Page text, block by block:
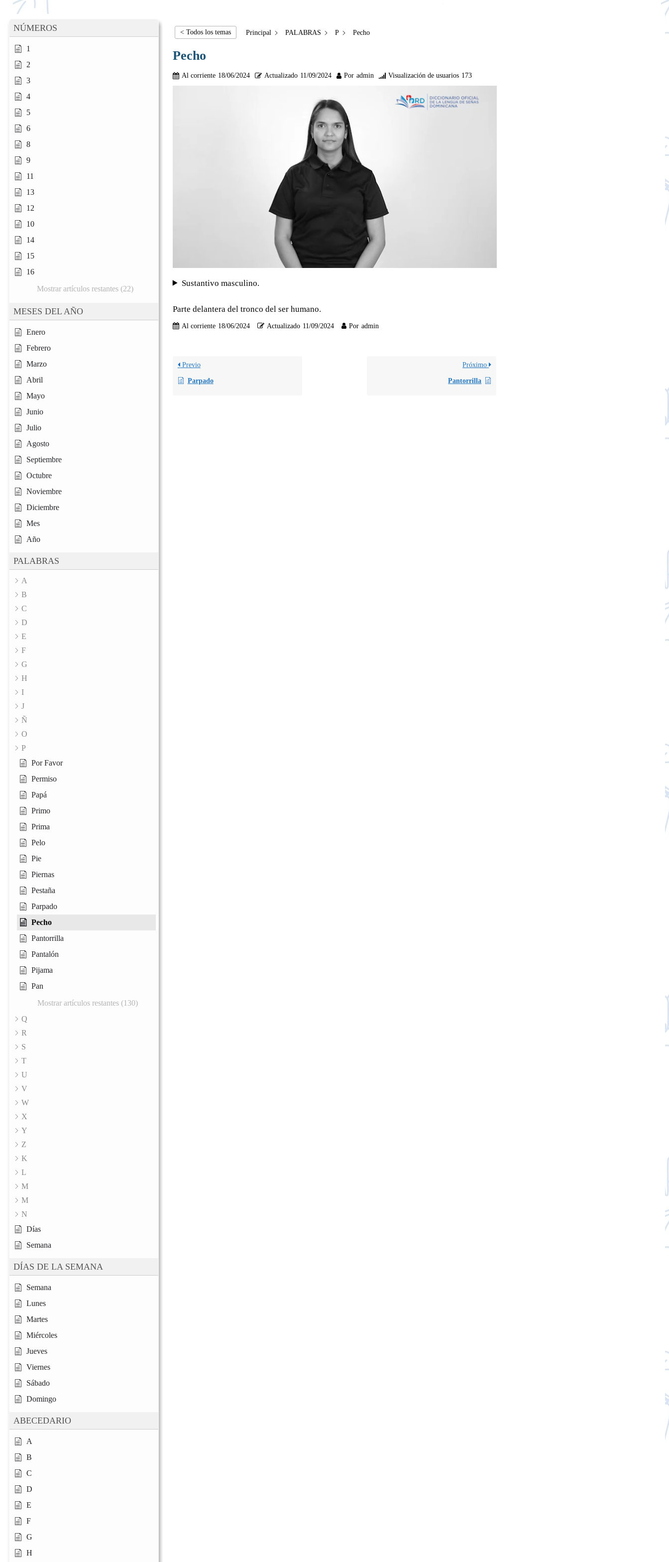
NÚMEROS
1
2
3
4
5
6
8
9
11
13
12
10
14
15
16
Mostrar artículos restantes (22)
MESES DEL AÑO
Enero
Febrero
Marzo
Abril
Mayo
Junio
Julio
Agosto
Septiembre
Octubre
Noviembre
Diciembre
Mes
Año
PALABRAS
A
B
C
D
E
F
G
H
I
J
Ñ
O
P
Por Favor
Permiso
Papá
Primo
Prima
Pelo
Pie
Piernas
Pestaña
Parpado
Pecho
Pantorrilla
Pantalón
Pijama
Pan
Mostrar artículos restantes (130)
Q
R
S
T
U
V
W
X
Y
Z
K
L
M
M
N
Días
Semana
DÍAS DE LA SEMANA
Semana
Lunes
Martes
Miércoles
Jueves
Viernes
Sábado
Domingo
ABECEDARIO
A
B
C
D
E
F
G
H
< Todos los temas Principal PALABRAS P Pecho
Pecho
Al corriente 18/06/2024 Actualizado 11/09/2024 Por admin Visualización de usuarios 173
Sustantivo masculino.
Parte delantera del tronco del ser humano.
Al corriente 18/06/2024 Actualizado 11/09/2024 Por admin
Previo
Parpado
Próximo
Pantorrilla